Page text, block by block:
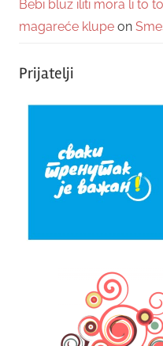
Bebi bluz iliti mora li to
magareće klupe on
Prijatelji